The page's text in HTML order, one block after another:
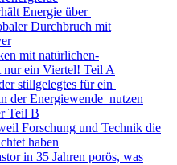
Energie über
Durchbruch mit
mit natürlichen-
nur ein Viertel! Teil A
stillgelegtes für ein
der Energiewende nutzen
Teil B
Forschung und Technik die
haben
in 35 Jahren porös, was